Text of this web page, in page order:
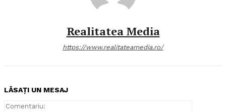
Realitatea Media
https://www.realitateamedia.ro/
LĂSAȚI UN MESAJ